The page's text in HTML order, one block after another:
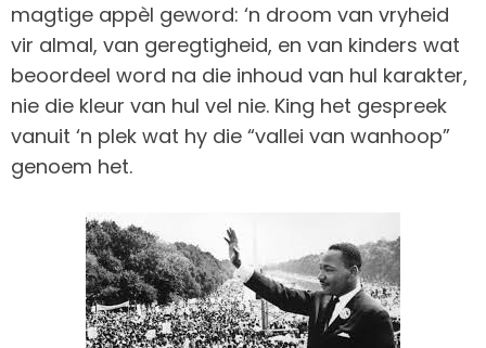
magtige appèl geword: ‘n droom van vryheid
vir almal, van geregtigheid, en van kinders wat
beoordeel word na die inhoud van hul karakter,
nie die kleur van hul vel nie. King het gespreek
vanuit ‘n plek wat hy die “vallei van wanhoop”
genoem het.